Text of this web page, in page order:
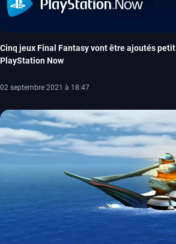
Cinq jeux Final Fantasy vont être ajoutés
PlayStation Now
02 septembre 2021 à 18:47